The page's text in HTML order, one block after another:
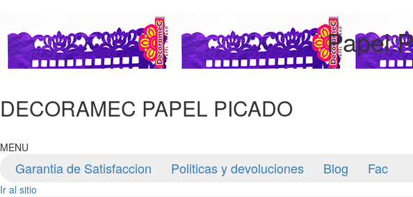
Papel
DECORAMEC PAPEL PICADO
MENU
Garantia de Satisfaccion Politicas y devoluciones Blog Fac
Ir al sitio